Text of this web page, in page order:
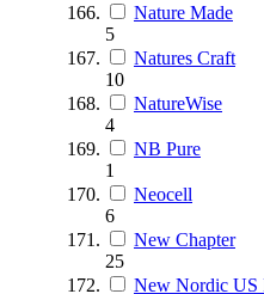
Nature Made
5
Natures Craft
10
NatureWise
4
NB Pure
1
Neocell
6
New Chapter
25
New Nordic US